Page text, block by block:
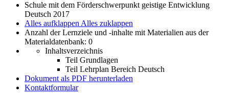
Schule mit dem Förderschwerpunkt geistige Entwicklung
Deutsch 2017
Alles aufklappen Alles zuklappen
Anzahl der Lernziele und -inhalte mit Materialien aus der
Materialdatenbank: 0
Inhaltsverzeichnis
Teil Grundlagen
Teil Lehrplan Bereich Deutsch
Dokument als PDF herunterladen
Kontaktformular